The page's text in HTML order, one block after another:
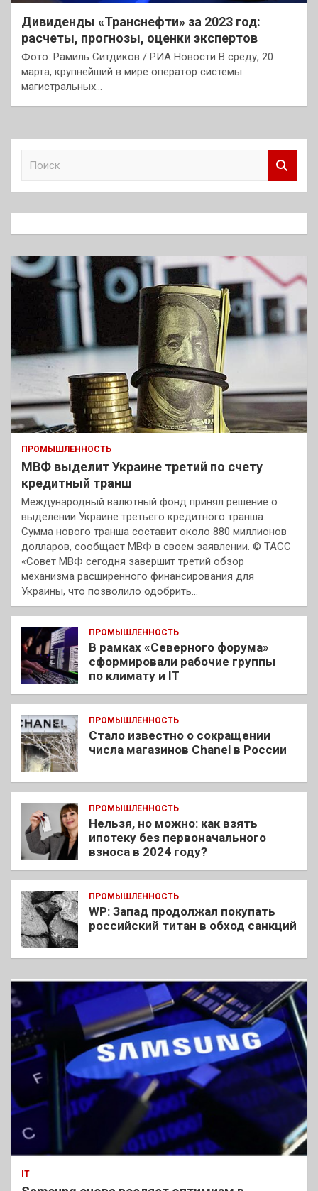
Дивиденды «Транснефти» за 2023 год:
расчеты, прогнозы, оценки экспертов
Фото: Рамиль Ситдиков / РИА Новости В среду, 20
марта, крупнейший в мире оператор системы
магистральных…
к
ПРОМЫШЛЕННОСТЬ
МВФ выделит Украине третий по счету
кредитный транш
Международный валютный фонд принял решение о
выделении Украине третьего кредитного транша.
Сумма нового транша составит около 880 миллионов
долларов, сообщает МВФ в своем заявлении. © ТАСС
«Совет МВФ сегодня завершит третий обзор
механизма расширенного финансирования для
Украины, что позволило одобрить…
ПРОМЫШЛЕННОСТЬ
В рамках «Северного форума»
сформировали рабочие группы
по климату и IT
ПРОМЫШЛЕННОСТЬ
Стало известно о сокращении
числа магазинов Chanel в России
ПРОМЫШЛЕННОСТЬ
Нельзя, но можно: как взять
ипотеку без первоначального
взноса в 2024 году?
ПРОМЫШЛЕННОСТЬ
WP: Запад продолжал покупать
российский титан в обход санкций
IT